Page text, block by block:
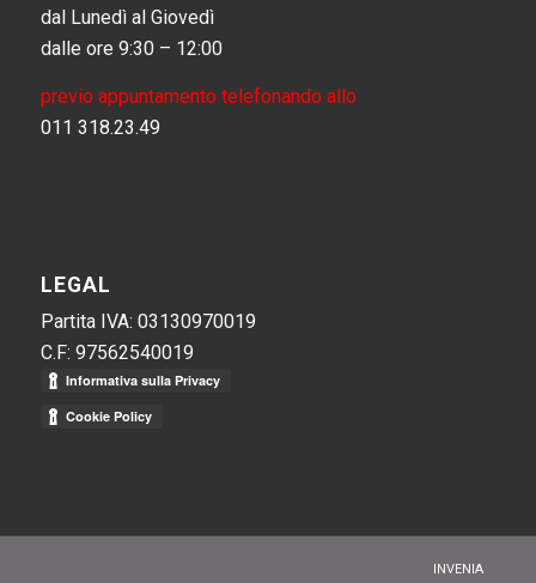
dal Lunedì al Giovedì
dalle ore 9:30 – 12:00
previo appuntamento telefonando allo
011 318.23.49
LEGAL
Partita IVA: 03130970019
C.F: 97562540019
INVENIA